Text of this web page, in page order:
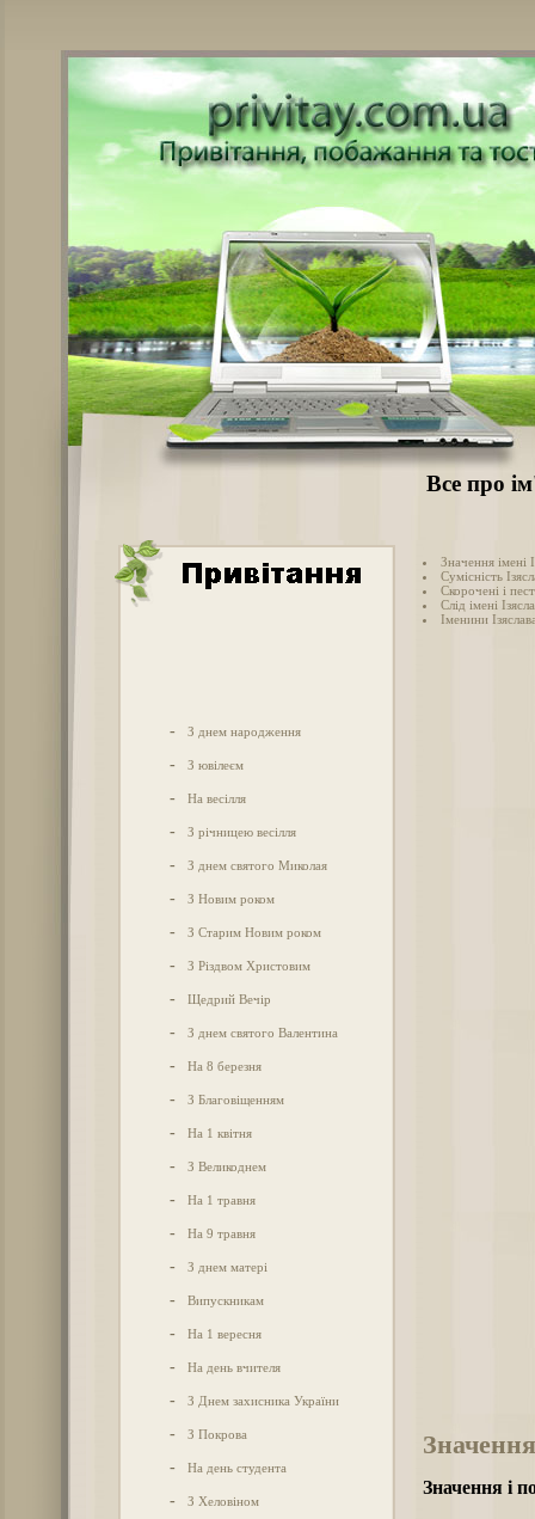
Все про
- З днем народження
- З ювілеєм
- На весілля
- З річницею весілля
- З днем святого Миколая
- З Новим роком
- З Старим Новим роком
- З Різдвом Христовим
- Щедрий Вечір
- З днем святого Валентина
- На 8 березня
- З Благовіщенням
- На 1 квітня
- З Великоднем
- На 1 травня
- На 9 травня
- З днем матері
- Випускникам
- На 1 вересня
- На день вчителя
- З Днем захисника України
- З Покрова
- На день студента
- З Хеловіном
Значення імені
Сумісність
Скорочені і
Слід імені
Іменини
Значення і